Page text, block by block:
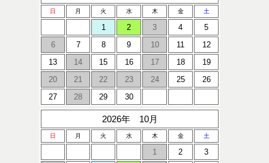
日 月 火 水 木 金 土
1 2 3 4
5
6
7 8 9 10 11
12
13
14 15 16 17 18
19
20
21 22 23 24 25
26
27
28 29 30
2026年 10月
日 月 火 水 木 金 土
1 2 3